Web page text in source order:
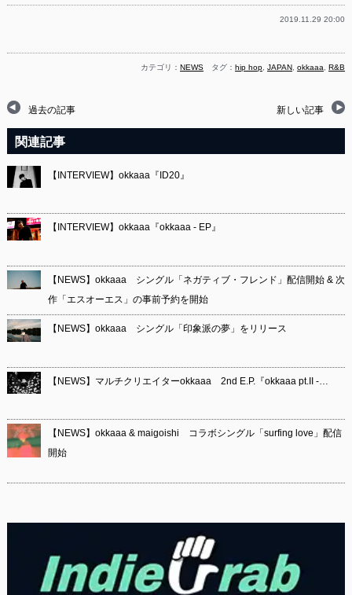
2019.11.29 20:00
カテゴリ：NEWS タグ：hip hop ,JAPAN ,okkaaa ,R&B
過去の記事 新しい記事
関連記事
【INTERVIEW】okkaaa『ID20』
【INTERVIEW】okkaaa『okkaaa - EP』
【NEWS】okkaaa シングル「ネガティブ・フレンド」配信開始 & 次
作「エスオーエス」の事前予約を開始
【NEWS】okkaaa シングル「印象派の夢」をリリース
【NEWS】マルチクリエイターokkaaa 2nd E.P.『okkaaa pt.II -…
【NEWS】okkaaa & maigoishi コラボシングル「surfing love」配信
開始